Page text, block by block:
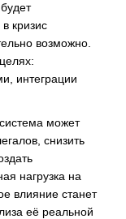
кризис
возможно.
интеграции
может
снизить
нагрузка на
влияние станет
её реальной